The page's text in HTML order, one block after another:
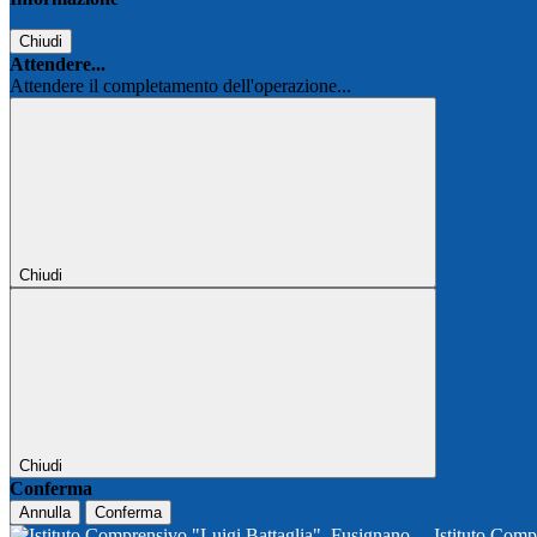
Chiudi
Attendere...
Attendere il completamento dell'operazione...
Chiudi
Chiudi
Conferma
Annulla Conferma